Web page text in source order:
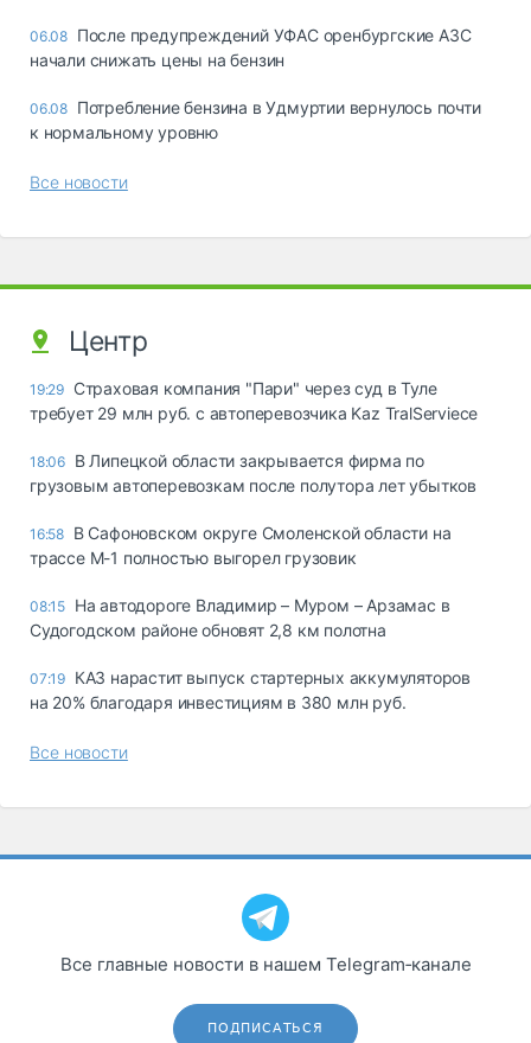
06.08 После предупреждений УФАС оренбургские АЗС
начали снижать цены на бензин
06.08 Потребление бензина в Удмуртии вернулось почти
к нормальному уровню
Все новости
Центр
19:29 Страховая компания "Пари" через суд в Туле
требует 29 млн руб. с автоперевозчика Kaz TralServiece
18:06 В Липецкой области закрывается фирма по
грузовым автоперевозкам после полутора лет убытков
16:58 В Сафоновском округе Смоленской области на
трассе М-1 полностью выгорел грузовик
08:15 На автодороге Владимир – Муром – Арзамас в
Судогодском районе обновят 2,8 км полотна
07:19 КАЗ нарастит выпуск стартерных аккумуляторов
на 20% благодаря инвестициям в 380 млн руб.
Все новости
Все главные новости в нашем Telegram‑канале
ПОДПИСАТЬСЯ